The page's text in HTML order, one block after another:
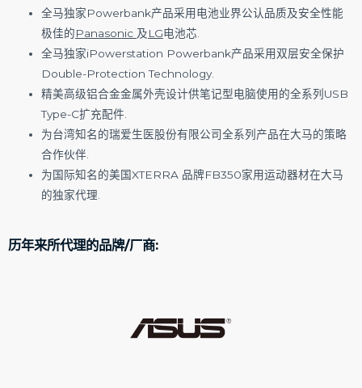
全马独家Powerbank产品采用电池业界公认品质及安全性能
极佳的Panasonic 及LG电池芯.
全马独家iPowerstation Powerbank产品采用双层安全保护
Double-Protection Technology.
精美高级铝合金金属外壳设计供笔记型电脑使用的全系列USB
Type-C扩充配件.
为台湾知名的瑞爱生医股份有限公司全系列产品在大马的策略
合作伙伴.
为国际知名的美国XTERRA 品牌FB350家用运动器材在大马
的独家代理.
历年来所代理的品牌/厂商: